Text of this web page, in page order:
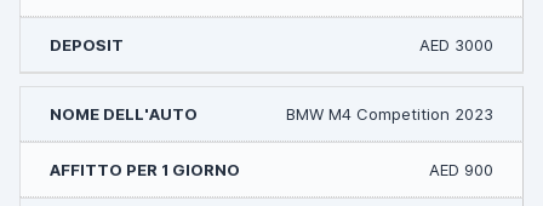
AED 3000
BMW M4 Competition 2023
AED 900